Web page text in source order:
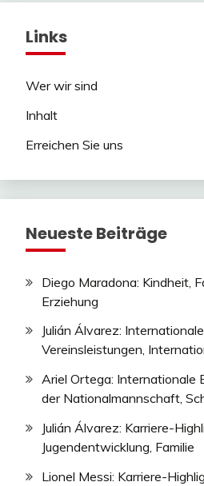
Links
Wer wir sind
Inhalt
Erreichen Sie uns
Neueste Beiträge
Diego Maradona: Kindheit,
Erziehung
Julián Álvarez:
Vereinsleistungen,
Ariel Ortega: Internationale
der Nationalmannschaft,
Julián Álvarez: Karriere-
Jugendentwicklung, Familie
Lionel Messi: Karriere-